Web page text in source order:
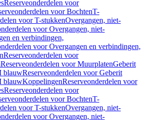
Reserveonderdelen voor
voor BochtenT-
voor T-stukkenOvergangen, niet-
voor Overgangen, niet-
en verbindingen,
voor Overgangen en verbindingen,
Reserveonderdelen voor
Reserveonderdelen voor MuurplatenGeberit
blauwReserveonderdelen voor Geberit
blauwKoppelingenReserveonderdelen voor
Reserveonderdelen voor
voor BochtenT-
voor T-stukkenOvergangen, niet-
voor Overgangen, niet-